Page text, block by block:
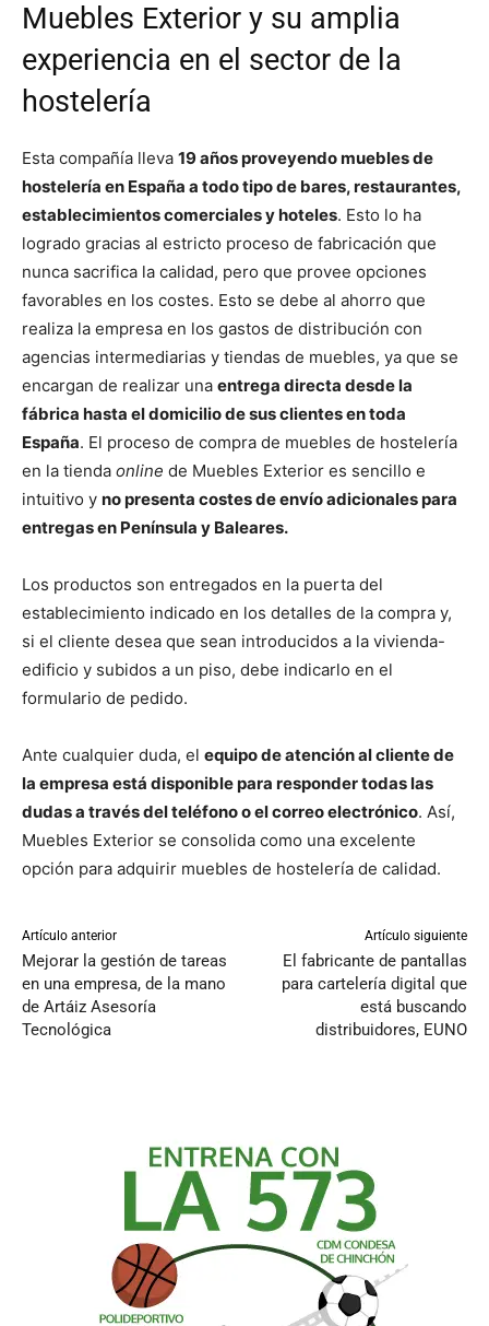
Muebles Exterior y su amplia
experiencia en el sector de la
hostelería
Esta compañía lleva 19 años proveyendo muebles de
hostelería en España a todo tipo de bares, restaurantes,
establecimientos comerciales y hoteles. Esto lo ha
logrado gracias al estricto proceso de fabricación que
nunca sacrifica la calidad, pero que provee opciones
favorables en los costes. Esto se debe al ahorro que
realiza la empresa en los gastos de distribución con
agencias intermediarias y tiendas de muebles, ya que se
encargan de realizar una entrega directa desde la
fábrica hasta el domicilio de sus clientes en toda
España. El proceso de compra de muebles de hostelería
en la tienda online de Muebles Exterior es sencillo e
intuitivo y no presenta costes de envío adicionales para
entregas en Península y Baleares.
Los productos son entregados en la puerta del
establecimiento indicado en los detalles de la compra y,
si el cliente desea que sean introducidos a la vivienda-
edificio y subidos a un piso, debe indicarlo en el
formulario de pedido.
Ante cualquier duda, el equipo de atención al cliente de
la empresa está disponible para responder todas las
dudas a través del teléfono o el correo electrónico. Así,
Muebles Exterior se consolida como una excelente
opción para adquirir muebles de hostelería de calidad.
Artículo anterior
Mejorar la gestión de tareas
en una empresa, de la mano
de Artáiz Asesoría
Tecnológica
Artículo siguiente
El fabricante de pantallas
para cartelería digital que
está buscando
distribuidores, EUNO